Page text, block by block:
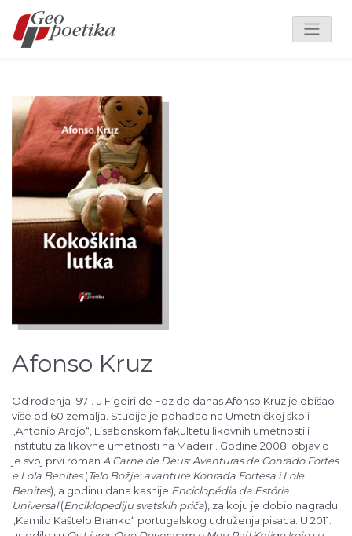
Afonso Kruz
Od rođenja 1971. u Figeiri de Foz do danas Afonso Kruz je obišao
više od 60 zemalja. Studije je pohađao na Umetničkoj školi
„Antonio Arojo“, Lisabonskom fakultetu likovnih umetnosti i
Institutu za likovne umetnosti na Madeiri. Godine 2008. objavio
je svoj prvi roman A Carne de Deus: Aventuras de Conrado Fortes
e Lola Benites(Telo Božje: avanture Konrada Fortesa i Lole
Benites), a godinu dana kasnije Enciclopédia da Estória
Universal(Enciklopediju svetskih priča), za koju je dobio nagradu
„Kamilo Kaštelo Branko“ portugalskog udruženja pisaca. U 2011.